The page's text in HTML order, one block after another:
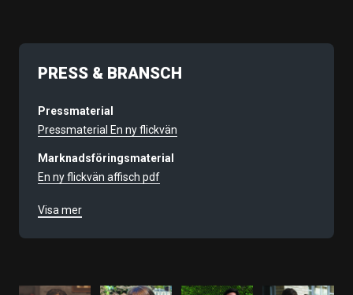
PRESS & BRANSCH
Pressmaterial
Pressmaterial En ny flickvän
Marknadsföringsmaterial
En ny flickvän affisch pdf
Filmnummer
9657
Visa mer